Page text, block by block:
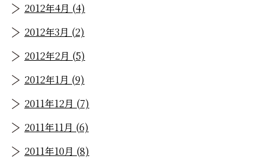
2012年4月 (4)
2012年3月 (2)
2012年2月 (5)
2012年1月 (9)
2011年12月 (7)
2011年11月 (6)
2011年10月 (8)